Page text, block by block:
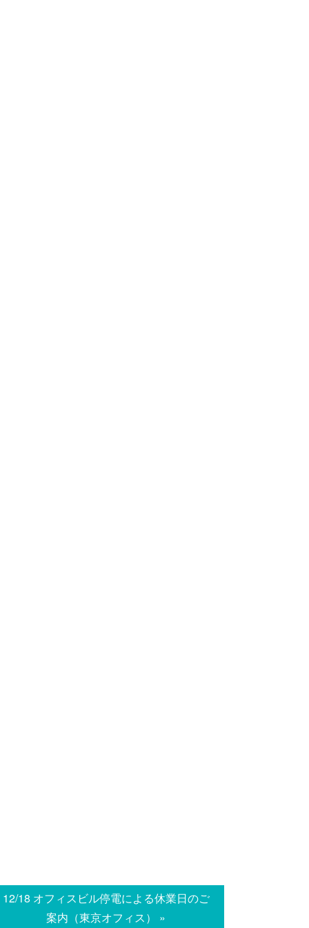
12/18 オフィスビル停電による休業日のご
案内（東京オフィス） »